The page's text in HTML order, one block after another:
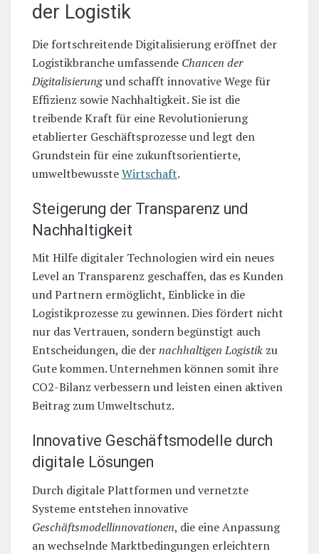
der Logistik
Die fortschreitende Digitalisierung eröffnet der
Logistikbranche umfassende Chancen der
Digitalisierungund schafft innovative Wege für
Effizienz sowie Nachhaltigkeit. Sie ist die
treibende Kraft für eine Revolutionierung
etablierter Geschäftsprozesse und legt den
Grundstein für eine zukunftsorientierte,
umweltbewussteWirtschaft.
Steigerung der Transparenz und
Nachhaltigkeit
Mit Hilfe digitaler Technologien wird ein neues
Level an Transparenz geschaffen, das es Kunden
und Partnern ermöglicht, Einblicke in die
Logistikprozesse zu gewinnen. Dies fördert nicht
nur das Vertrauen, sondern begünstigt auch
Entscheidungen, die dernachhaltigen Logistik zu
Gute kommen. Unternehmen können somit ihre
CO2-Bilanz verbessern und leisten einen aktiven
Beitrag zum Umweltschutz.
Innovative Geschäftsmodelle durch
digitale Lösungen
Durch digitale Plattformen und vernetzte
Systeme entstehen innovative
Geschäftsmodellinnovationen, die eine Anpassung
an wechselnde Marktbedingungen erleichtern